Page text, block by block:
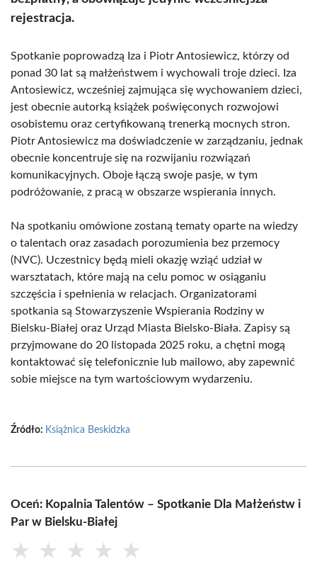
rejestracja.
Spotkanie poprowadzą Iza i Piotr Antosiewicz, którzy od
ponad 30 lat są małżeństwem i wychowali troje dzieci. Iza
Antosiewicz, wcześniej zajmująca się wychowaniem dzieci,
jest obecnie autorką książek poświęconych rozwojowi
osobistemu oraz certyfikowaną trenerką mocnych stron.
Piotr Antosiewicz ma doświadczenie w zarządzaniu, jednak
obecnie koncentruje się na rozwijaniu rozwiązań
komunikacyjnych. Oboje łączą swoje pasje, w tym
podróżowanie, z pracą w obszarze wspierania innych.
Na spotkaniu omówione zostaną tematy oparte na wiedzy
o talentach oraz zasadach porozumienia bez przemocy
(NVC). Uczestnicy będą mieli okazję wziąć udział w
warsztatach, które mają na celu pomoc w osiąganiu
szczęścia i spełnienia w relacjach. Organizatorami
spotkania są Stowarzyszenie Wspierania Rodziny w
Bielsku-Białej oraz Urząd Miasta Bielsko-Biała. Zapisy są
przyjmowane do 20 listopada 2025 roku, a chętni mogą
kontaktować się telefonicznie lub mailowo, aby zapewnić
sobie miejsce na tym wartościowym wydarzeniu.
Źródło: Książnica Beskidzka
Oceń: Kopalnia Talentów – Spotkanie Dla Małżeństw i
Par w Bielsku-Białej
★ ★ ★ ★ ★